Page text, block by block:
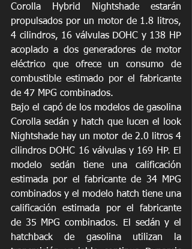
Corolla Hybrid Nightshade estarán
propulsados por un motor de 1.8 litros,
4 cilindros, 16 válvulas DOHC y 138 HP
acoplado a dos generadores de motor
eléctrico que ofrece un consumo de
combustible estimado por el fabricante
de 47 MPG combinados.
Bajo el capó de los modelos de gasolina
Corolla sedán y hatch que lucen el look
Nightshade hay un motor de 2.0 litros 4
cilindros DOHC 16 válvulas y 169 HP. El
modelo sedán tiene una calificación
estimada por el fabricante de 34 MPG
combinados y el modelo hatch tiene una
calificación estimada por el fabricante
de 35 MPG combinados. El sedán y el
hatchback de gasolina utilizan la